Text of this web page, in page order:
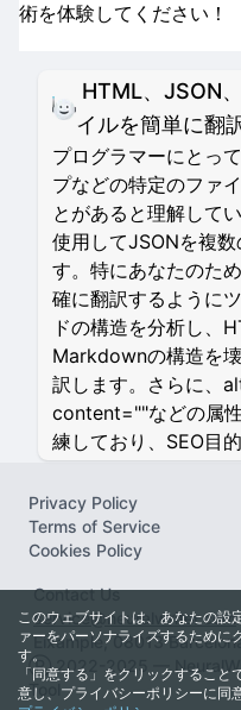
このウェブサイトは、あなたの設
ァーをパーソナライズするために
す。
「同意する」をクリックすること
意し、プライバシーポリシーに同
術を体験してください！
HTML、JSON
イルを簡単に翻
プログラマーにとっ
プなどの特定のファ
とがあると理解して
使用してJSONを複
す。特にあなたのた
確に翻訳するように
ドの構造を分析し、
Markdownの構造を
訳します。さらに、
content=""などの属
練しており、SEO目
Contact Us
service@neuralwriter.com
Eixample, 08013
Ⓡ 2022-2025 —
Tool
Privacy Policy
Terms of Service
Cookies Policy